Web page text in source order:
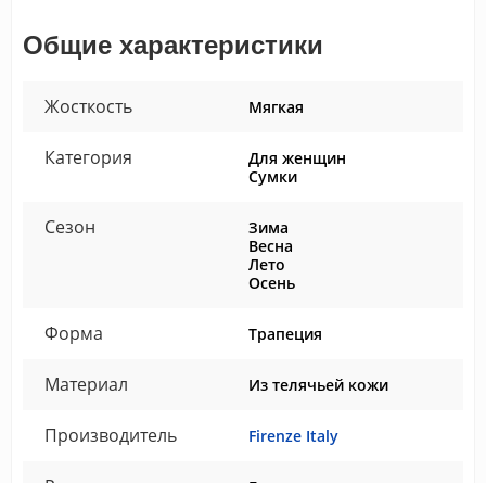
Общие характеристики
Жосткость Мягкая
Категория
Для женщин
Сумки
Сезон
Зима
Весна
Лето
Осень
Форма Трапеция
Материал Из телячьей кожи
Производитель Firenze Italy